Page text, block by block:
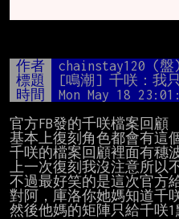
作者 chainstay120 (盤)
標題
[鳴潮] 千咲：我
時間
Mon May 18
官方FB發的千咲檔案回顧
基本上復刻角色都會有這
千咲的檔案回顧裡面有穗
上一次復刻我沒注意所以
不過最好笑的是這次官方
對阿，庫洛你她媽知道千
然後他媽的矩陣只給千咲